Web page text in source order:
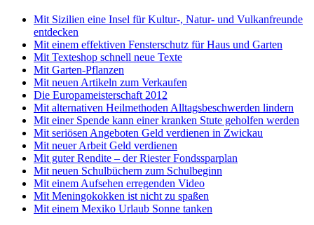
Mit Sizilien eine Insel für Kultur-, Natur- und Vulkanfreunde
entdecken
Mit einem effektiven Fensterschutz für Haus und Garten
Mit Texteshop schnell neue Texte
Mit Garten-Pflanzen
Mit neuen Artikeln zum Verkaufen
Die Europameisterschaft 2012
Mit alternativen Heilmethoden Alltagsbeschwerden lindern
Mit einer Spende kann einer kranken Stute geholfen werden
Mit seriösen Angeboten Geld verdienen in Zwickau
Mit neuer Arbeit Geld verdienen
Mit guter Rendite – der Riester Fondssparplan
Mit neuen Schulbüchern zum Schulbeginn
Mit einem Aufsehen erregenden Video
Mit Meningokokken ist nicht zu spaßen
Mit einem Mexiko Urlaub Sonne tanken